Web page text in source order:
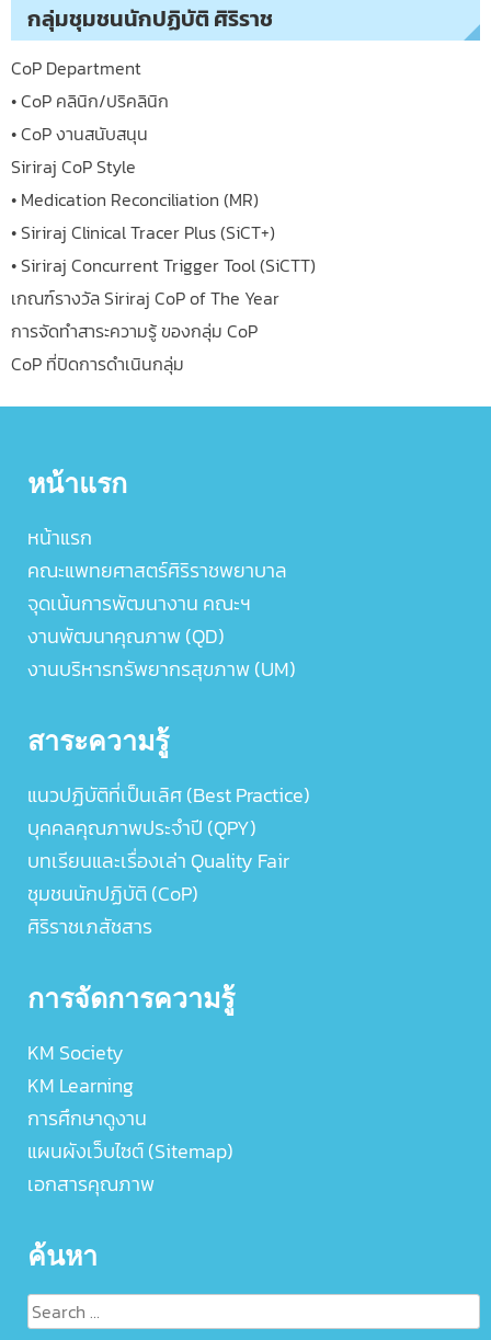
กลุ่มชุมชนนักปฏิบัติ ศิริราช
CoP Department
• CoP คลินิก/ปริคลินิก
• CoP งานสนับสนุน
Siriraj CoP Style
• Medication Reconciliation (MR)
• Siriraj Clinical Tracer Plus (SiCT+)
• Siriraj Concurrent Trigger Tool (SiCTT)
เกณฑ์รางวัล Siriraj CoP of The Year
การจัดทำสาระความรู้ ของกลุ่ม CoP
CoP ที่ปิดการดำเนินกลุ่ม
หน้าแรก
หน้าแรก
คณะแพทยศาสตร์ศิริราชพยาบาล
จุดเน้นการพัฒนางาน คณะฯ
งานพัฒนาคุณภาพ (QD)
งานบริหารทรัพยากรสุขภาพ (UM)
สาระความรู้
แนวปฏิบัติที่เป็นเลิศ (Best Practice)
บุคคลคุณภาพประจำปี (QPY)
บทเรียนและเรื่องเล่า Quality Fair
ชุมชนนักปฏิบัติ (CoP)
ศิริราชเภสัชสาร
การจัดการความรู้
KM Society
KM Learning
การศึกษาดูงาน
แผนผังเว็บไซต์ (Sitemap)
เอกสารคุณภาพ
ค้นหา
Search